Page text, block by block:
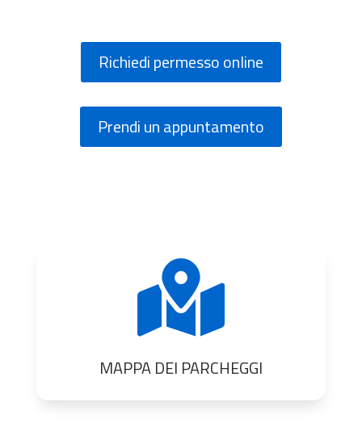
Richiedi permesso online
Prendi un appuntamento

MAPPA DEI PARCHEGGI